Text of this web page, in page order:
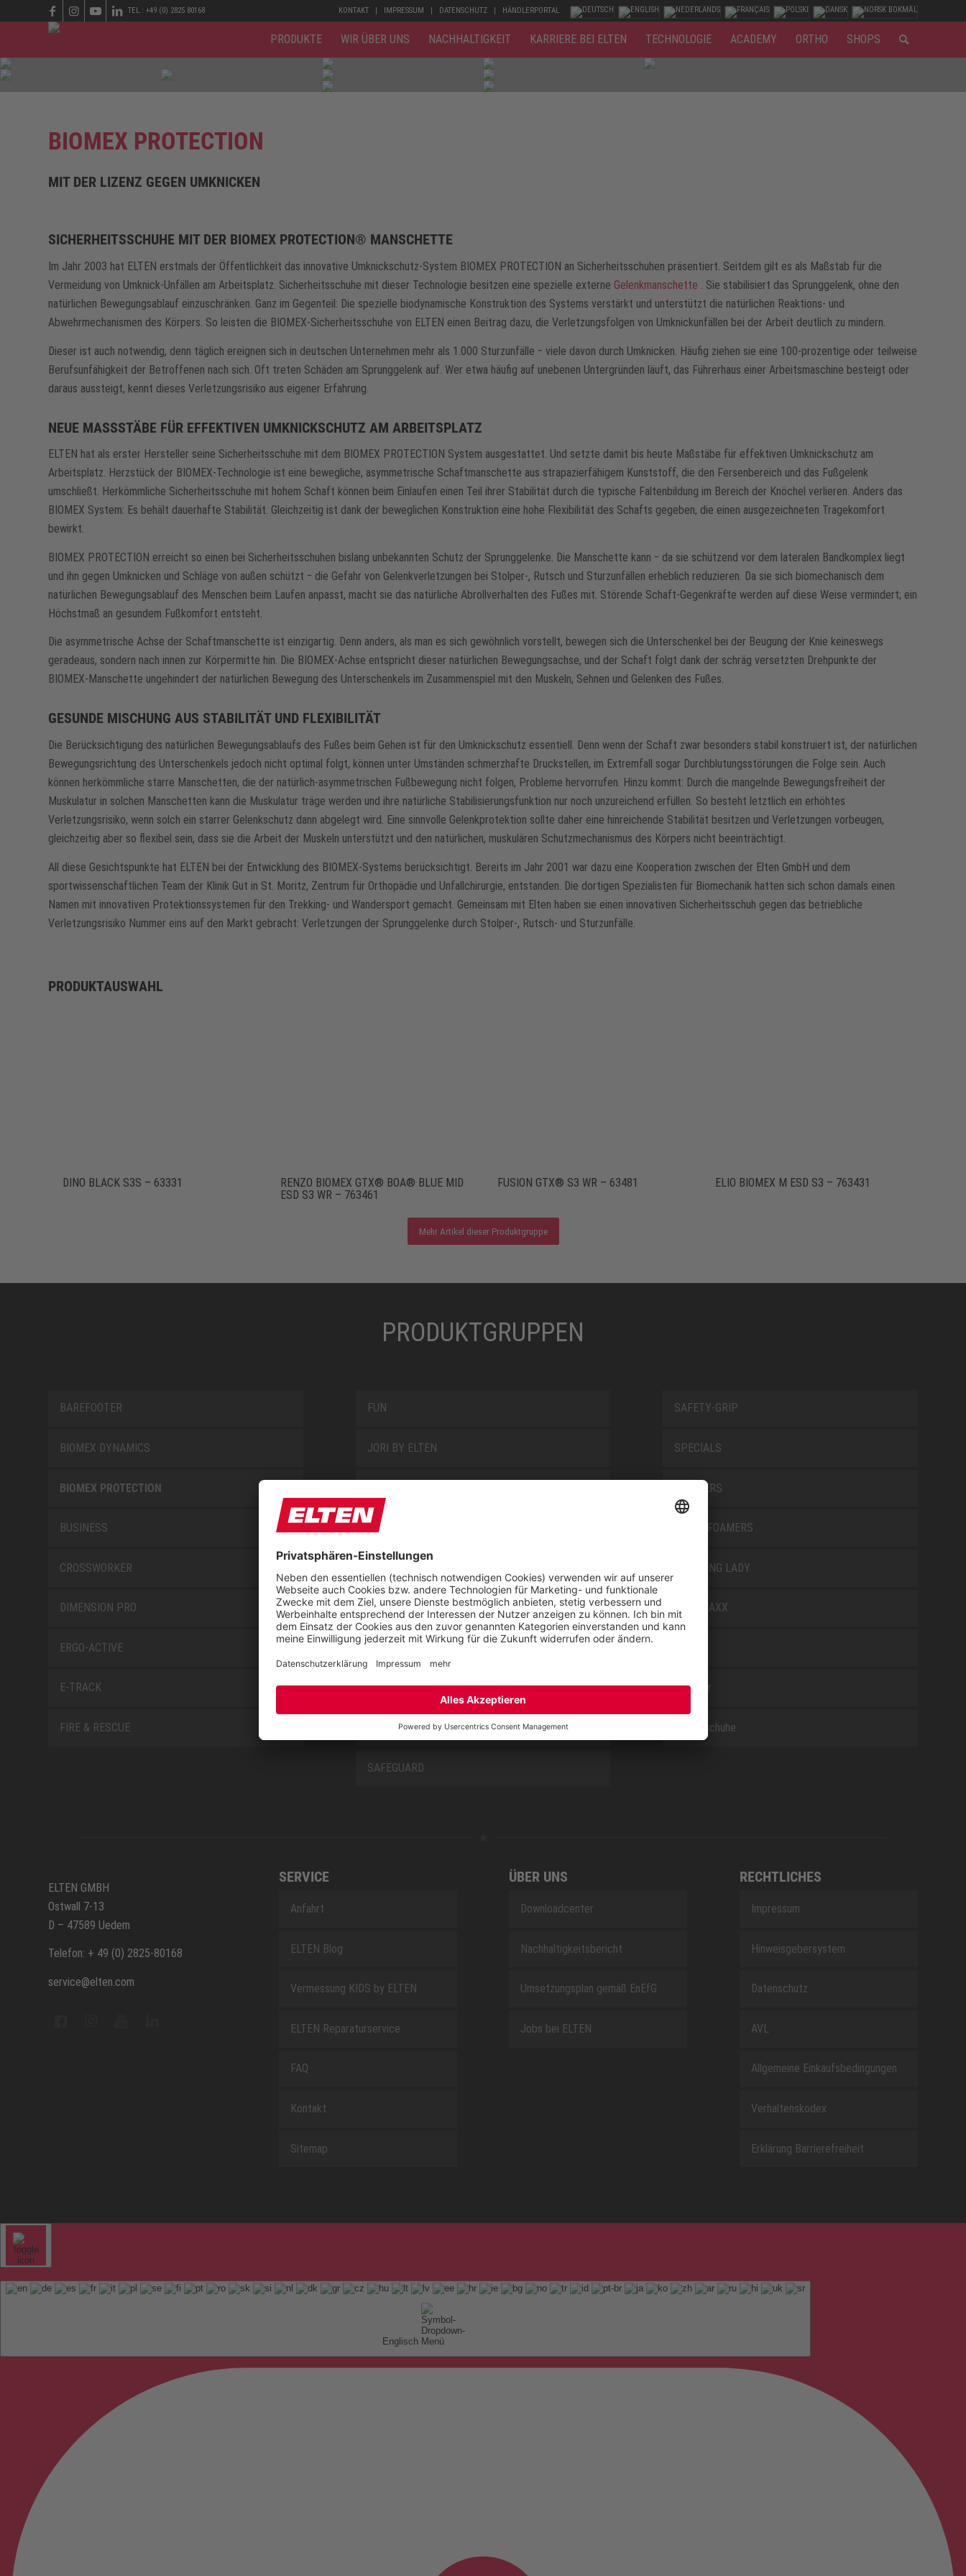
KONTAKT IMPRESSUM DATENSCHUTZ HÄNDLERPORTAL
TEL.: +49 (0) 2825 80168
PRODUKTE WIR ÜBER UNS NACHHALTIGKEIT KARRIERE BEI ELTEN TECHNOLOGIE ACADEMY ORTHO SHOPS
BIOMEX PROTECTION
MIT DER LIZENZ GEGEN UMKNICKEN
SICHERHEITSSCHUHE MIT DER BIOMEX PROTECTION® MANSCHETTE
Im Jahr 2003 hat ELTEN erstmals der Öffentlichkeit das innovative Umknickschutz-System BIOMEX PROTECTION an Sicherheitsschuhen präsentiert. Seitdem gilt es als Maßstab für die
Vermeidung von Umknick-Unfällen am Arbeitsplatz. Sicherheitsschuhe mit dieser Technologie besitzen eine spezielle externe Gelenkmanschette . Sie stabilisiert das Sprunggelenk, ohne den
natürlichen Bewegungsablauf einzuschränken. Ganz im Gegenteil: Die spezielle biodynamische Konstruktion des Systems verstärkt und unterstützt die natürlichen Reaktions- und
Abwehrmechanismen des Körpers. So leisten die BIOMEX-Sicherheitsschuhe von ELTEN einen Beitrag dazu, die Verletzungsfolgen von Umknickunfällen bei der Arbeit deutlich zu mindern.
Dieser ist auch notwendig, denn täglich ereignen sich in deutschen Unternehmen mehr als 1.000 Sturzunfälle ‒ viele davon durch Umknicken. Häufig ziehen sie eine 100-prozentige oder teilweise
Berufsunfähigkeit der Betroffenen nach sich. Oft treten Schäden am Sprunggelenk auf. Wer etwa häufig auf unebenen Untergründen läuft, das Führerhaus einer Arbeitsmaschine besteigt oder
daraus aussteigt, kennt dieses Verletzungsrisiko aus eigener Erfahrung.
NEUE MASSSTÄBE FÜR EFFEKTIVEN UMKNICKSCHUTZ AM ARBEITSPLATZ
ELTEN hat als erster Hersteller seine Sicherheitsschuhe mit dem BIOMEX PROTECTION System ausgestattet. Und setzte damit bis heute Maßstäbe für effektiven Umknickschutz am
Arbeitsplatz. Herzstück der BIOMEX-Technologie ist eine bewegliche, asymmetrische Schaftmanschette aus strapazierfähigem Kunststoff, die den Fersenbereich und das Fußgelenk
umschließt. Herkömmliche Sicherheitsschuhe mit hohem Schaft können beim Einlaufen einen Teil ihrer Stabilität durch die typische Faltenbildung im Bereich der Knöchel verlieren. Anders das
BIOMEX System: Es behält dauerhafte Stabilität. Gleichzeitig ist dank der beweglichen Konstruktion eine hohe Flexibilität des Schafts gegeben, die einen ausgezeichneten Tragekomfort
bewirkt.
BIOMEX PROTECTION erreicht so einen bei Sicherheitsschuhen bislang unbekannten Schutz der Sprunggelenke. Die Manschette kann ‒ da sie schützend vor dem lateralen Bandkomplex liegt
und ihn gegen Umknicken und Schläge von außen schützt ‒ die Gefahr von Gelenkverletzungen bei Stolper-, Rutsch und Sturzunfällen erheblich reduzieren. Da sie sich biomechanisch dem
natürlichen Bewegungsablauf des Menschen beim Laufen anpasst, macht sie das natürliche Abrollverhalten des Fußes mit. Störende Schaft-Gegenkräfte werden auf diese Weise vermindert; ein
Höchstmaß an gesundem Fußkomfort entsteht.
Die asymmetrische Achse der Schaftmanschette ist einzigartig. Denn anders, als man es sich gewöhnlich vorstellt, bewegen sich die Unterschenkel bei der Beugung der Knie keineswegs
geradeaus, sondern nach innen zur Körpermitte hin. Die BIOMEX-Achse entspricht dieser natürlichen Bewegungsachse, und der Schaft folgt dank der schräg versetzten Drehpunkte der
BIOMEX-Manschette ungehindert der natürlichen Bewegung des Unterschenkels im Zusammenspiel mit den Muskeln, Sehnen und Gelenken des Fußes.
GESUNDE MISCHUNG AUS STABILITÄT UND FLEXIBILITÄT
Die Berücksichtigung des natürlichen Bewegungsablaufs des Fußes beim Gehen ist für den Umknickschutz essentiell. Denn wenn der Schaft zwar besonders stabil konstruiert ist, der natürlichen
Bewegungsrichtung des Unterschenkels jedoch nicht optimal folgt, können unter Umständen schmerzhafte Druckstellen, im Extremfall sogar Durchblutungsstörungen die Folge sein. Auch
können herkömmliche starre Manschetten, die der natürlich-asymmetrischen Fußbewegung nicht folgen, Probleme hervorrufen. Hinzu kommt: Durch die mangelnde Bewegungsfreiheit der
Muskulatur in solchen Manschetten kann die Muskulatur träge werden und ihre natürliche Stabilisierungsfunktion nur noch unzureichend erfüllen. So besteht letztlich ein erhöhtes
Verletzungsrisiko, wenn solch ein starrer Gelenkschutz dann abgelegt wird. Eine sinnvolle Gelenkprotektion sollte daher eine hinreichende Stabilität besitzen und Verletzungen vorbeugen,
gleichzeitig aber so flexibel sein, dass sie die Arbeit der Muskeln unterstützt und den natürlichen, muskulären Schutzmechanismus des Körpers nicht beeinträchtigt.
All diese Gesichtspunkte hat ELTEN bei der Entwicklung des BIOMEX-Systems berücksichtigt. Bereits im Jahr 2001 war dazu eine Kooperation zwischen der Elten GmbH und dem
sportwissenschaftlichen Team der Klinik Gut in St. Moritz, Zentrum für Orthopädie und Unfallchirurgie, entstanden. Die dortigen Spezialisten für Biomechanik hatten sich schon damals einen
Namen mit innovativen Protektionssystemen für den Trekking- und Wandersport gemacht. Gemeinsam mit Elten haben sie einen innovativen Sicherheitsschuh gegen das betriebliche
Verletzungsrisiko Nummer eins auf den Markt gebracht: Verletzungen der Sprunggelenke durch Stolper-, Rutsch- und Sturzunfälle.
PRODUKTAUSWAHL
DINO BLACK S3S – 63331
RENZO BIOMEX GTX® BOA® BLUE MID
ESD S3 WR – 763461
FUSION GTX® S3 WR – 63481 ELIO BIOMEX M ESD S3 – 763431
Mehr Artikel dieser Produktgruppe
PRODUKTGRUPPEN
BAREFOOTER
BIOMEX DYNAMICS
BIOMEX PROTECTION
BUSINESS
CROSSWORKER
DIMENSION PRO
ERGO-ACTIVE
E-TRACK
FIRE & RESCUE
FUN
JORI BY ELTEN
L10
MISS L10
NEW CLASSICS
NOVA
SAFEGUARD
SAFETY-GRIP
SPECIALS
TRAINERS
TRANSFOAMERS
TREKKING LADY
WELLMAXX
Zubehör
Berufsschuhe
ELTEN GMBH
Ostwall 7-13
D – 47589 Uedem
Telefon: + 49 (0) 2825-80168
service@elten.com
SERVICE
Anfahrt
ELTEN Blog
Vermessung KIDS by ELTEN
ELTEN Reparaturservice
FAQ
Kontakt
Sitemap
ÜBER UNS
Downloadcenter
Nachhaltigkeitsbericht
Umsetzungsplan gemäß EnEfG
Jobs bei ELTEN
RECHTLICHES
Impressum
Hinweisgebersystem
Datenschutz
AVL
Allgemeine Einkaufsbedingungen
Verhaltenskodex
Erklärung Barrierefreiheit
Englisch